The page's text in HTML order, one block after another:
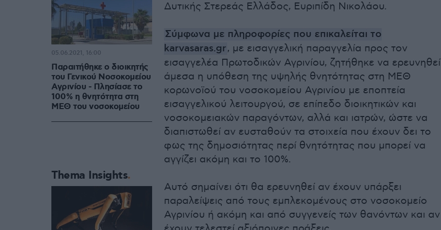
Δυτικής Στερεάς Ελλάδος, Ευριπίδη Νικολάου.
Σύμφωνα με πληροφορίες που επικαλείται το
karvasaras.gr, με εισαγγελική παραγγελία προς τον
εισαγγελέα Πρωτοδικών Αγρινίου, ζητήθηκε να ερευνηθεί
άμεσα η υπόθεση της υψηλής θνητότητας στη ΜΕΘ
κορωνοϊού του νοσοκομείου Αγρινίου με εποπτεία
εισαγγελικού λειτουργού, σε επίπεδο διοικητικών και
νοσοκομειακών παραγόντων, αλλά και ιατρών, ώστε να
διαπιστωθεί αν ευσταθούν τα στοιχεία που έχουν δει το
φως της δημοσιότητας περί θνητότητας που μπορεί να
αγγίζει ακόμη και το 100%.
Αυτό σημαίνει ότι θα ερευνηθεί αν έχουν υπάρξει
παραλείψεις από τους εμπλεκομένους στο νοσοκομείο
Αγρινίου ή ακόμη και από συγγενείς των θανόντων και αν
Παραιτήθηκε ο διοικητής
του Γενικού Νοσοκομείου
Αγρινίου - Πλησίασε το
100% η θνητότητα στη
ΜΕΘ του νοσοκομείου
05.06.2021, 16:00
Thema Insights